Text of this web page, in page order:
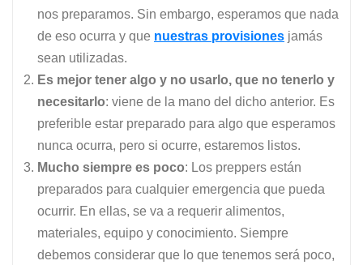
nos preparamos. Sin embargo, esperamos que nada
de eso ocurra y que nuestras provisiones jamás
sean utilizadas.
Es mejor tener algo y no usarlo, que no tenerlo y
necesitarlo: viene de la mano del dicho anterior. Es
preferible estar preparado para algo que esperamos
nunca ocurra, pero si ocurre, estaremos listos.
Mucho siempre es poco: Los preppers están
preparados para cualquier emergencia que pueda
ocurrir. En ellas, se va a requerir alimentos,
materiales, equipo y conocimiento. Siempre
debemos considerar que lo que tenemos será poco,